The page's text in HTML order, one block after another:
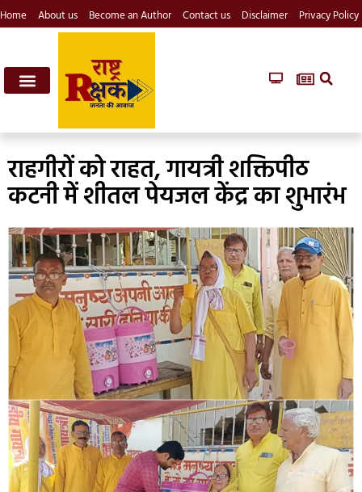
Home About us Become an Author Contact us Disclaimer Privacy Policy
राहगीरों को राहत, गायत्री शक्तिपीठ
कटनी में शीतल पेयजल केंद्र का शुभारंभ